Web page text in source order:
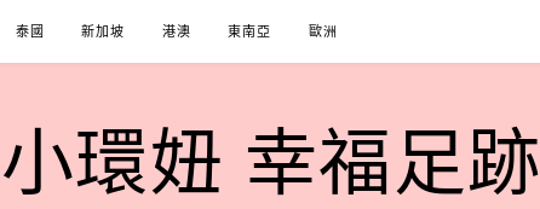
泰國 新加坡 港澳 東南亞 歐洲
小環妞 幸福足跡